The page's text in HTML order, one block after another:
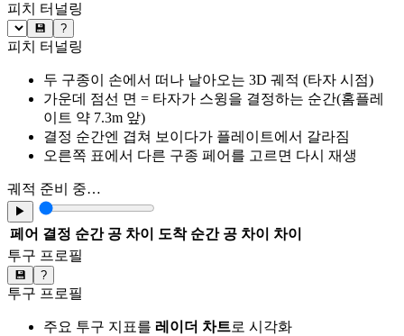
피치 터널링
💾 ?
피치 터널링
두 구종이 손에서 떠나 날아오는 3D 궤적 (타자 시점)
가운데 점선 면 = 타자가 스윙을 결정하는 순간(홈플레
이트 약 7.3m 앞)
결정 순간엔 겹쳐 보이다가 플레이트에서 갈라짐
오른쪽 표에서 다른 구종 페어를 고르면 다시 재생
궤적 준비 중…
▶
페어 결정 순간 공 차이 도착 순간 공 차이
차이
투구 프로필
💾 ?
투구 프로필
주요 투구 지표를 레이더 차트로 시각화